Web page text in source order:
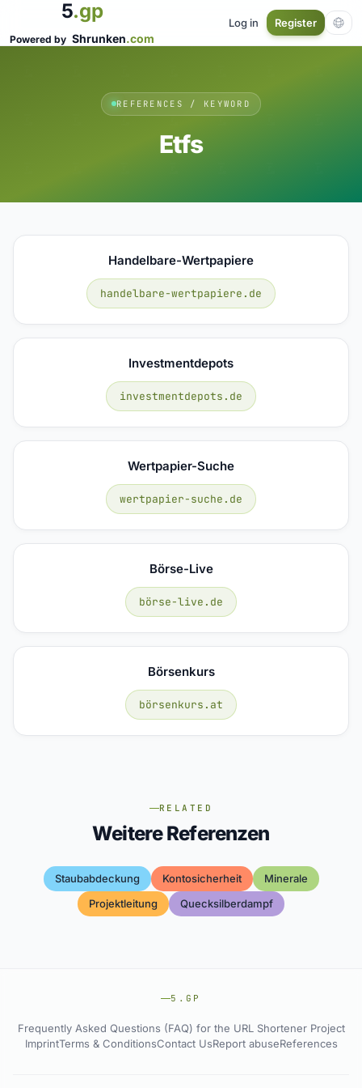
5.gp
Powered by Shrunken.com
Log in Register
REFERENCES / KEYWORD
Etfs
Handelbare-Wertpapiere
handelbare-wertpapiere.de
Investmentdepots
investmentdepots.de
Wertpapier-Suche
wertpapier-suche.de
Börse-Live
börse-live.de
Börsenkurs
börsenkurs.at
RELATED
Weitere Referenzen
Staubabdeckung Kontosicherheit
Minerale
Projektleitung
Quecksilberdampf
5.GP
Frequently Asked Questions (FAQ) for the URL Shortener Project
ImprintTerms & ConditionsContact UsReport abuseReferences